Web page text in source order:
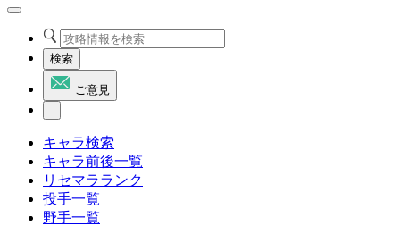
検索
ご意見
キャラ検索
キャラ前後一覧
リセマラランク
投手一覧
野手一覧